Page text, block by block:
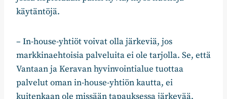
käytäntöjä.
– In-house-yhtiöt voivat olla järkeviä, jos
markkinaehtoisia palveluita ei ole tarjolla. Se, että
Vantaan ja Keravan hyvinvointialue tuottaa
palvelut oman in-house-yhtiön kautta, ei
kuitenkaan ole missään tapauksessa järkevää,